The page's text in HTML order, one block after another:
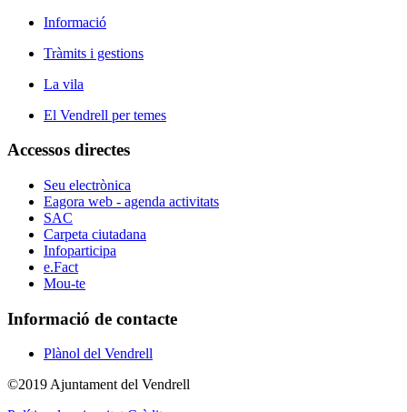
Informació
Tràmits i gestions
La vila
El Vendrell per temes
Accessos directes
Seu electrònica
Eagora web - agenda activitats
SAC
Carpeta ciutadana
Infoparticipa
e.Fact
Mou-te
Informació de contacte
Plànol del Vendrell
©2019 Ajuntament del Vendrell